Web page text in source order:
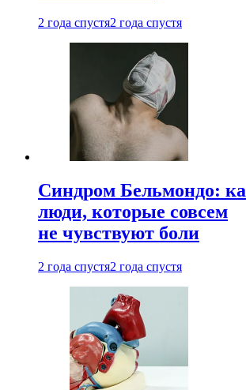
2 года спустя2 года спустя
Синдром Бельмондо:
люди, которые совсем
не чувствуют боли
2 года спустя2 года спустя